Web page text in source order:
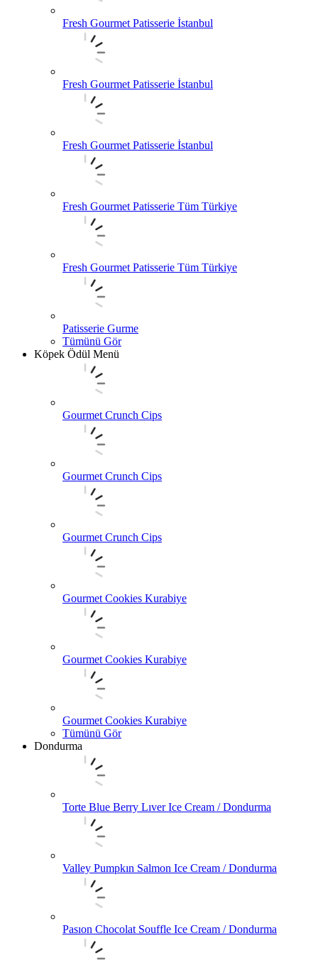
Fresh Gourmet Patisserie İstanbul
Fresh Gourmet Patisserie İstanbul
Fresh Gourmet Patisserie İstanbul
Fresh Gourmet Patisserie Tüm Türkiye
Fresh Gourmet Patisserie Tüm Türkiye
Patisserie Gurme
Tümünü Gör
Köpek Ödül Menü
Gourmet Crunch Cips
Gourmet Crunch Cips
Gourmet Crunch Cips
Gourmet Cookies Kurabiye
Gourmet Cookies Kurabiye
Gourmet Cookies Kurabiye
Tümünü Gör
Dondurma
Torte Blue Berry Lıver Ice Cream / Dondurma
Valley Pumpkın Salmon Ice Cream / Dondurma
Pasıon Chocolat Souffle Ice Cream / Dondurma